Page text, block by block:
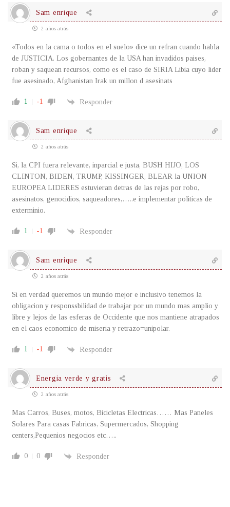
Sam enrique
2 años atrás
«Todos en la cama o todos en el suelo» dice un refran cuando habla
de JUSTICIA. Los gobernantes de la USA han invadidos paises,
roban y saquean recursos, como es el caso de SIRIA Libia cuyo lider
fue asesinado, Afghanistan Irak un millon d asesinats
1 -1 Responder
Sam enrique
2 años atrás
Si, la CPI fuera relevante, inparcial e justa, BUSH HIJO, LOS
CLINTON, BIDEN, TRUMP, KISSINGER, BLEAR la UNION
EUROPEA LIDERES estuvieran detras de las rejas por robo,
asesinatos, genocidios, saqueadores,…..e implementar politicas de
exterminio.
1 -1 Responder
Sam enrique
2 años atrás
Si en verdad queremos un mundo mejor e inclusivo tenemos la
obligacion y responssbilidad de trabajar por un mundo mas amplio y
libre y lejos de las esferas de Occidente que nos mantiene atrapados
en el caos economico de miseria y retrazo=unipolar.
1 -1 Responder
Energia verde y gratis
2 años atrás
Mas Carros, Buses, motos, Bicicletas Electricas…… Mas Paneles
Solares Para casas Fabricas, Supermercados, Shopping
centers,Pequenios negocios etc…..
0 0 Responder